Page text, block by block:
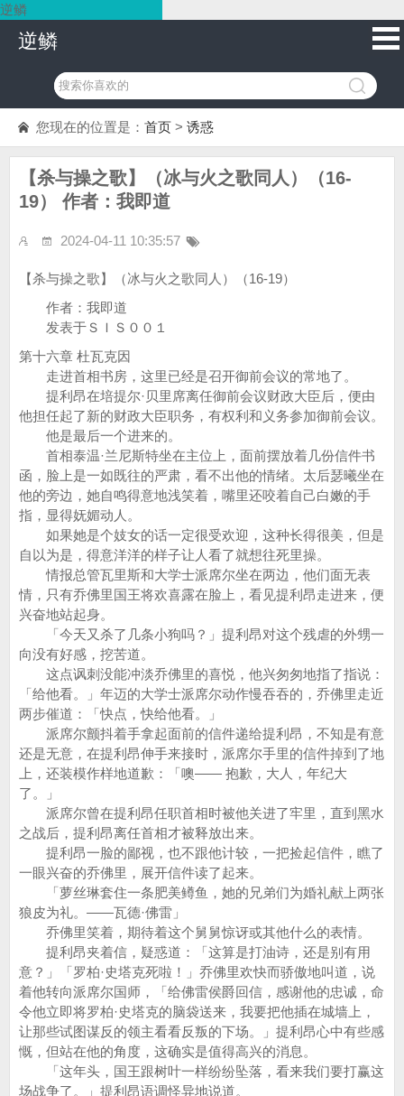
逆鳞
逆鳞
您现在的位置是： 首页 > 诱惑
【杀与操之歌】（冰与火之歌同人）（16-
19） 作者：我即道
2024-04-11 10:35:57
【杀与操之歌】（冰与火之歌同人）（16-19）
作者：我即道
发表于ＳＩＳ００１
第十六章 杜瓦克因
走进首相书房，这里已经是召开御前会议的常地了。
提利昂在培提尔·贝里席离任御前会议财政大臣后，便由
他担任起了新的财政大臣职务，有权利和义务参加御前会议。
他是最后一个进来的。
首相泰温·兰尼斯特坐在主位上，面前摆放着几份信件书
函，脸上是一如既往的严肃，看不出他的情绪。太后瑟曦坐在
他的旁边，她自鸣得意地浅笑着，嘴里还咬着自己白嫩的手
指，显得妩媚动人。
如果她是个妓女的话一定很受欢迎，这种长得很美，但是
自以为是，得意洋洋的样子让人看了就想往死里操。
情报总管瓦里斯和大学士派席尔坐在两边，他们面无表
情，只有乔佛里国王将欢喜露在脸上，看见提利昂走进来，便
兴奋地站起身。
「今天又杀了几条小狗吗？」提利昂对这个残虐的外甥一
向没有好感，挖苦道。
这点讽刺没能冲淡乔佛里的喜悦，他兴匆匆地指了指说：
「给他看。」年迈的大学士派席尔动作慢吞吞的，乔佛里走近
两步催道：「快点，快给他看。」
派席尔颤抖着手拿起面前的信件递给提利昂，不知是有意
还是无意，在提利昂伸手来接时，派席尔手里的信件掉到了地
上，还装模作样地道歉：「噢—— 抱歉，大人，年纪大
了。」
派席尔曾在提利昂任职首相时被他关进了牢里，直到黑水
之战后，提利昂离任首相才被释放出来。
提利昂一脸的鄙视，也不跟他计较，一把捡起信件，瞧了
一眼兴奋的乔佛里，展开信件读了起来。
「萝丝琳套住一条肥美鳟鱼，她的兄弟们为婚礼献上两张
狼皮为礼。——瓦德·佛雷」
乔佛里笑着，期待着这个舅舅惊讶或其他什么的表情。
提利昂夹着信，疑惑道：「这算是打油诗，还是别有用
意？」「罗柏·史塔克死啦！」乔佛里欢快而骄傲地叫道，说
着他转向派席尔国师，「给佛雷侯爵回信，感谢他的忠诚，命
令他立即将罗柏·史塔克的脑袋送来，我要把他插在城墙上，
让那些试图谋反的领主看看反叛的下场。」提利昂心中有些感
慨，但站在他的角度，这确实是值得高兴的消息。
「这年头，国王跟树叶一样纷纷坠落，看来我们要打赢这
场战争了。」提利昂语调怪异地说道。